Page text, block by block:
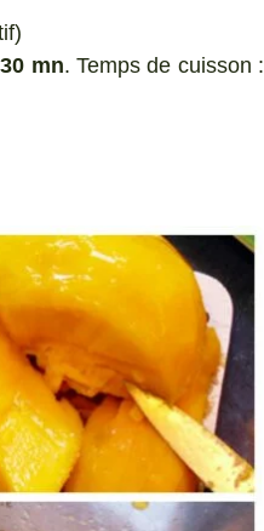
30 mn. Temps de cuisson :